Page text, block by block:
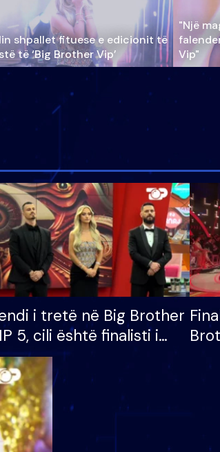
shpallet fituese e edicionit të
të ‘Big Brother Vip’
"Një
Vip"
i tretë në Big Brother
5, cili është finalisti i
që lë shtëpinë
të